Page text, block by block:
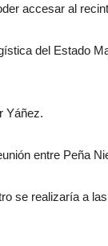
accesar al
del Estado
Yáñez.
entre Peña
se realizaría a